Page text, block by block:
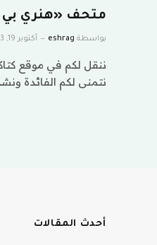
متحف «هنري بي
بواسطة eshrag أكتوبر 19, 2023
ننقل لكم في موقع
نتمنى لكم الفائدة
أحدث المقالات